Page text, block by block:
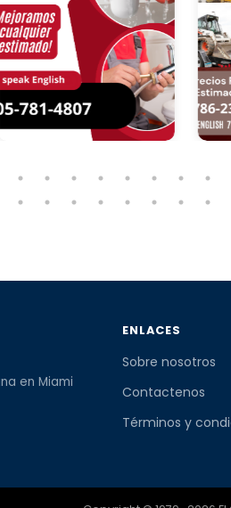
en Miami
ENLACES
Sobre nosotros
Contactenos
Términos y